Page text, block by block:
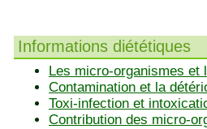
Informations diététiques
Les micro-organismes et
Contamination et la
Toxi-infection et
Contribution des micro-